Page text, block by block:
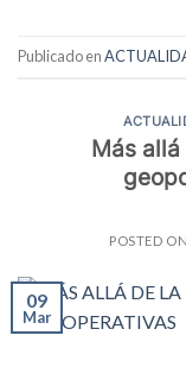
Publicado en
Más
POSTED ON
09
Mar